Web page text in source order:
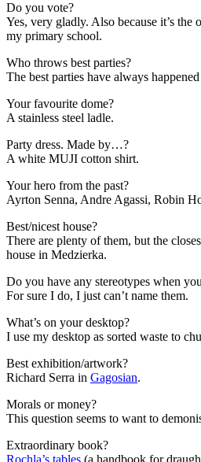
Do you vote?
Yes, very gladly. Also because it’s the
my primary school.
Who throws best parties?
The best parties have always
Your favourite dome?
A stainless steel ladle.
Party dress. Made by…?
A white MUJI cotton shirt.
Your hero from the past?
Ayrton Senna, Andre Agassi, Robin
Best/nicest house?
There are plenty of them, but the
house in Medzierka.
Do you have any stereotypes when
For sure I do, I just can’t name them.
What’s on your desktop?
I use my desktop as sorted waste to
Best exhibition/artwork?
Richard Serra in Gagosian.
Morals or money?
This question seems to want to
Extraordinary book?
Rochla’s tables (a handbook for